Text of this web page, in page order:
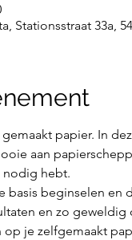
Stationsstraat 33a,
papier. In
aan
nodig hebt.
basis beginselen en
en zo
je zelfgemaakt